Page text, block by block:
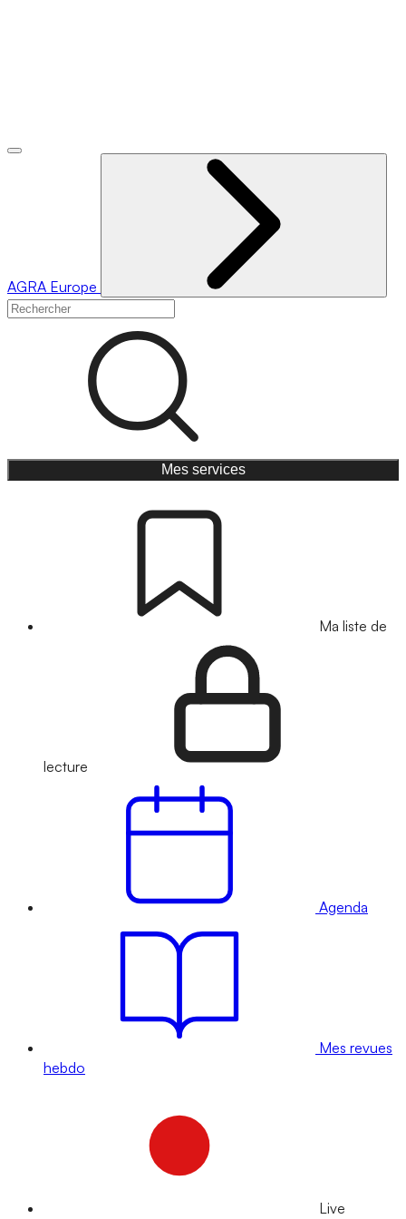
AGRA Europe
Mes services
Ma liste de
lecture
Agenda
Mes revues
hebdo
Live